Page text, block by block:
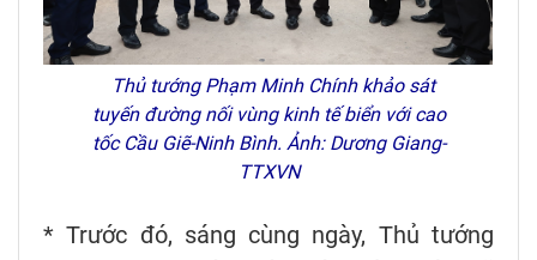
Thủ tướng Phạm Minh Chính khảo sát
tuyến đường nối vùng kinh tế biển với cao
tốc Cầu Giẽ-Ninh Bình. Ảnh: Dương Giang-
TTXVN
* Trước đó, sáng cùng ngày, Thủ tướng